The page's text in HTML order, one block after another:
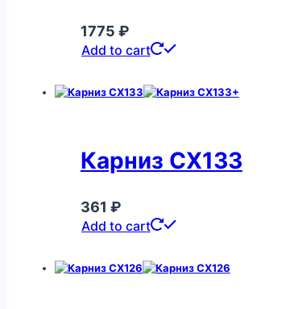
1775 ₽
Add to cart
Карниз CX133
361 ₽
Add to cart